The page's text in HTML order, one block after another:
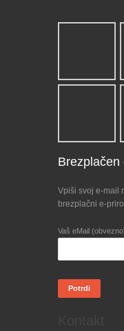
Brezplačen
Vpiši svoj e-mail
brezplačni e-
Vaš eMail